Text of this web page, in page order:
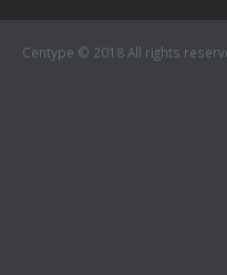
Centype © 2018 All rights